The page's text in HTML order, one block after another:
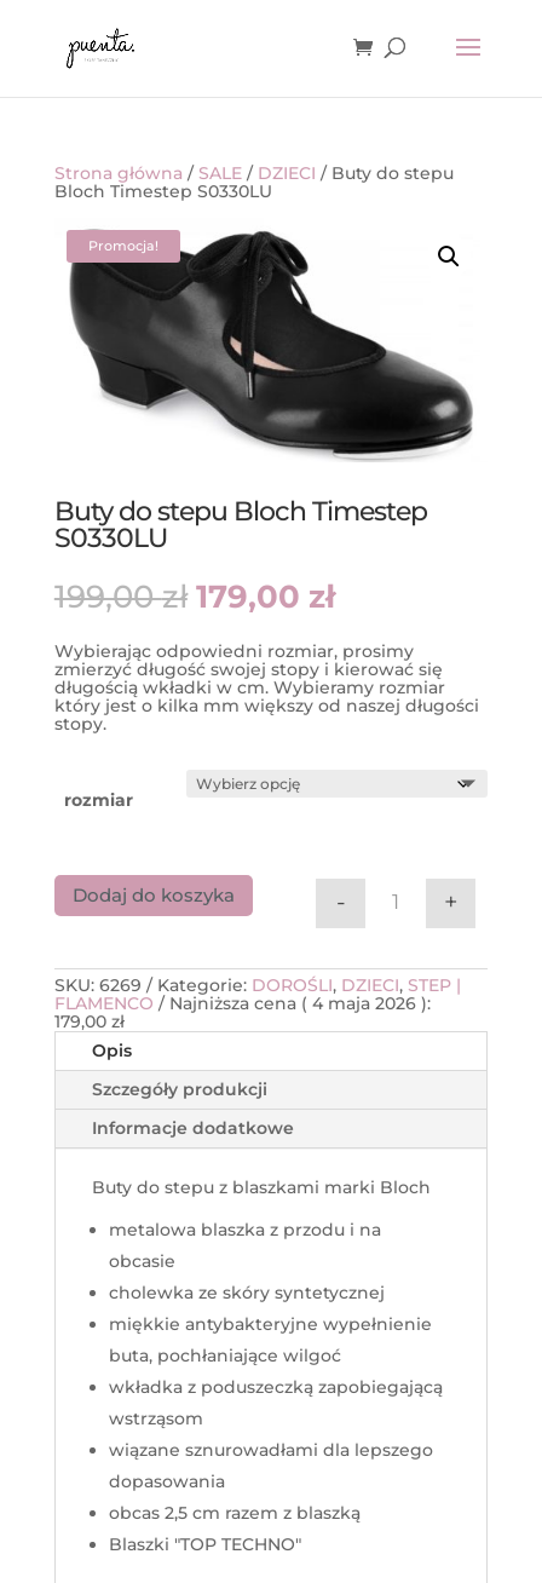
Strona główna / SALE/ DZIECI / Buty do stepu
Bloch Timestep S0330LU
Promocja!
Buty do stepu Bloch Timestep
S0330LU
199,00zł Pierwotna
cena
199,00 zł.
179,00 złAktualna
cena
179,00 zł.
Wybierając odpowiedni rozmiar, prosimy
zmierzyć długość swojej stopy i kierować się
długością wkładki w cm. Wybieramy rozmiar
który jest o kilka mm większy od naszej długości
stopy.
rozmiar
ilość Buty do
- +
Dodaj do koszyka
SKU: 6269 Kategorie: DOROŚLI, DZIECI, STEP |
FLAMENCO
Najniższa cena ( 4 maja 2026):
179,00 zł
Opis
Szczegóły produkcji
Informacje dodatkowe
Buty do stepu z blaszkami marki Bloch
metalowa blaszka z przodu i na
obcasie
cholewka ze skóry syntetycznej
miękkie antybakteryjne wypełnienie
buta, pochłaniające wilgoć
wkładka z poduszeczką zapobiegającą
wstrząsom
wiązane sznurowadłami dla lepszego
dopasowania
obcas 2,5 cm razem z blaszką
Blaszki "TOP TECHNO"